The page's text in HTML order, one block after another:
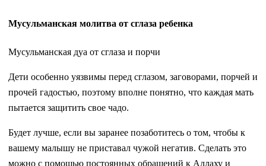
Мусульманская молитва от сглаза ребенка
Мусульманская дуа от сглаза и порчи
Дети особенно уязвимы перед сглазом, заговорами, порчей и
прочей гадостью, поэтому вполне понятно, что каждая мать
пытается защитить свое чадо.
Будет лучше, если вы заранее позаботитесь о том, чтобы к
вашему малышу не приставал чужой негатив. Сделать это
можно с помощью постоянных обращений к Аллаху и